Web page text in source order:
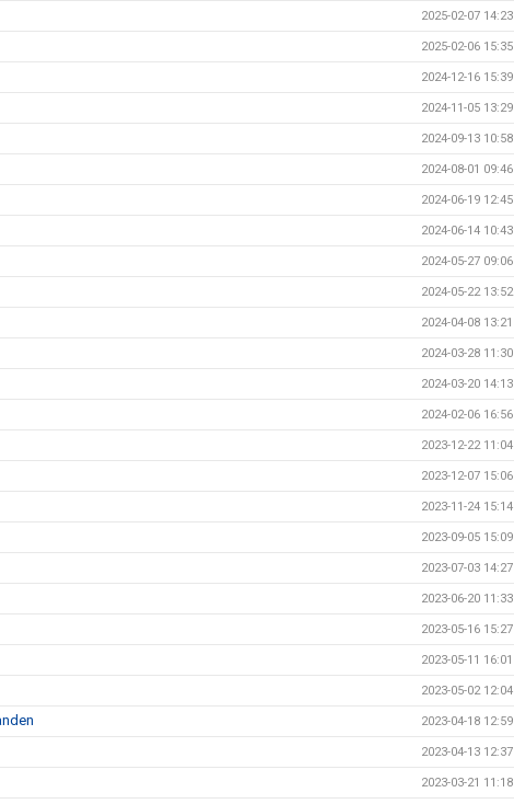
2025-02-07 14:23
2025-02-06 15:35
2024-12-16 15:39
2024-11-05 13:29
2024-09-13 10:58
2024-08-01 09:46
2024-06-19 12:45
2024-06-14 10:43
2024-05-27 09:06
2024-05-22 13:52
2024-04-08 13:21
2024-03-28 11:30
2024-03-20 14:13
2024-02-06 16:56
2023-12-22 11:04
2023-12-07 15:06
2023-11-24 15:14
2023-09-05 15:09
2023-07-03 14:27
2023-06-20 11:33
2023-05-16 15:27
2023-05-11 16:01
2023-05-02 12:04
2023-04-18 12:59
2023-04-13 12:37
2023-03-21 11:18